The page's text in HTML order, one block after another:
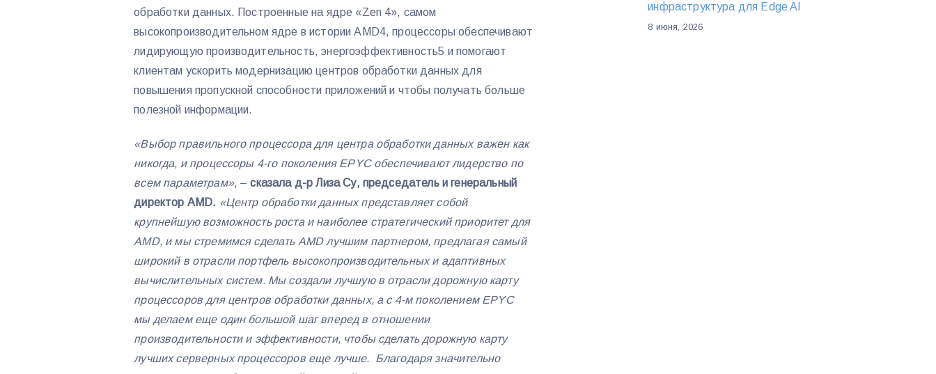
обработки данных. Построенные на ядре «Zen 4», самом
высокопроизводительном ядре в истории AMD4, процессоры обеспечивают
лидирующую производительность, энергоэффективность5 и помогают
клиентам ускорить модернизацию центров обработки данных для
повышения пропускной способности приложений и чтобы получать больше
полезной информации.
«Выбор правильного процессора для центра обработки данных важен как
никогда, и процессоры 4-го поколения EPYC обеспечивают лидерство по
всем параметрам», –сказала д-р Лиза Су, председатель и генеральный
директор AMD. «Центр обработки данных представляет собой
крупнейшую возможность роста и наиболее стратегический приоритет для
AMD, и мы стремимся сделать AMD лучшим партнером, предлагая самый
широкий в отрасли портфель высокопроизводительных и адаптивных
вычислительных систем. Мы создали лучшую в отрасли дорожную карту
процессоров для центров обработки данных, а с 4-м поколением EPYC
мы делаем еще один большой шаг вперед в отношении
производительности и эффективности, чтобы сделать дорожную карту
лучших серверных процессоров еще лучше. Благодаря значительно
инфраструктура для Edge AI
8 июня, 2026